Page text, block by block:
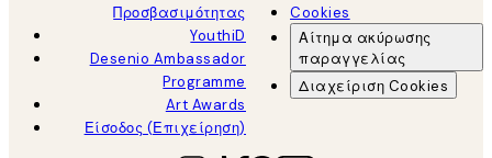
Προσβασιμότητας
YouthiD
Desenio Ambassador
Programme
Art Awards
Είσοδος (Επιχείρηση)
Cookies
Αίτημα ακύρωσης
παραγγελίας
Διαχείριση Cookies